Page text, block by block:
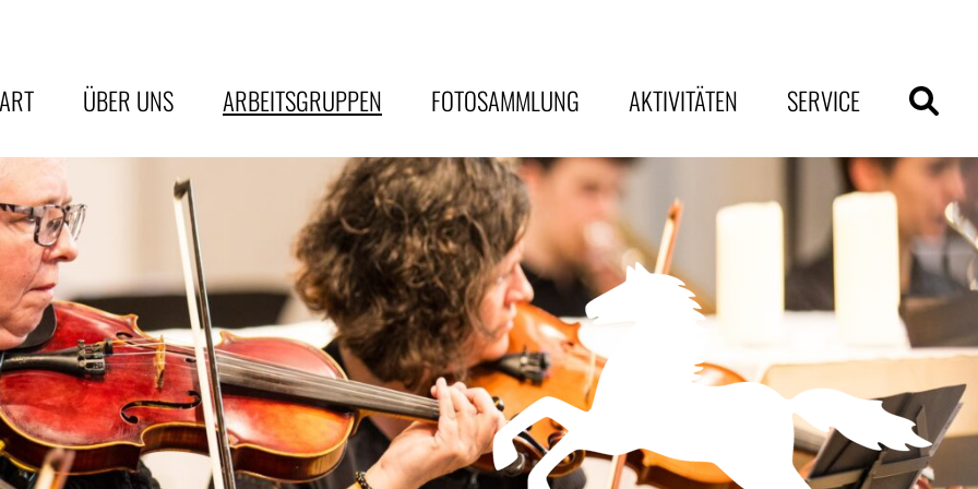
ÜBER UNS ARBEITSGRUPPEN FOTOSAMMLUNG AKTIVITÄTEN SERVICE